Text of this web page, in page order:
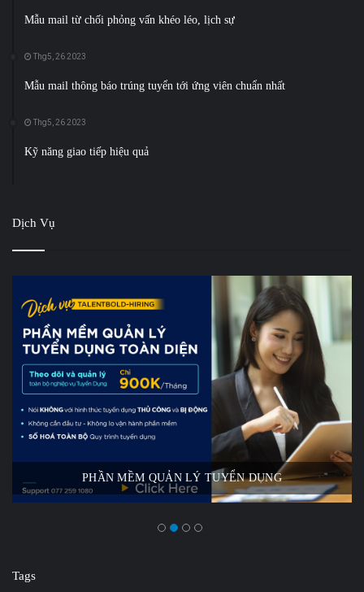
Mẫu mail từ chối phỏng vấn khéo léo, lịch sự
Thg5, 26 2023
Mẫu mail thông báo trúng tuyển tới ứng viên chuẩn nhất
Thg5, 26 2023
Kỹ năng giao tiếp hiệu quả
Dịch Vụ
PHẦN MỀM QUẢN LÝ TUYỂN DỤNG
Tags